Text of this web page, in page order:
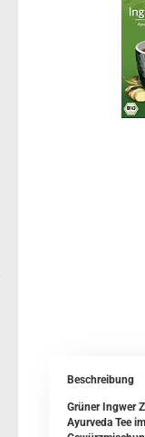
Beschreibung
Grüner Ingwer
Ayurveda Tee